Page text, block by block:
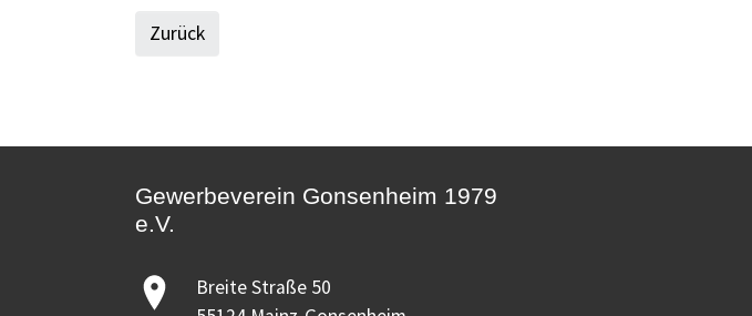
Zurück
Gewerbeverein Gonsenheim 1979
e.V.
Breite Straße 50